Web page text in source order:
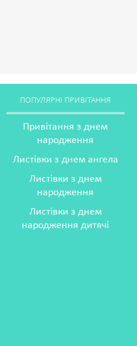
ПОПУЛЯРНІ ПРИВІТАННЯ
Привітання з днем
народження
Листівки з днем ангела
Листівки з днем
народження
Листівки з днем
народження дитячі